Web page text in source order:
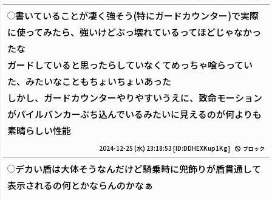
書いていることが凄く強そう(特にガードカウンター)で実際
に使ってみたら、強いけどぶっ壊れているってほどじゃなかっ
たな
ガードしていると思ったらしていなくてめっちゃ喰らってい
た、みたいなこともちょいちょいあった
しかし、ガードカウンターやりやすいうえに、致命モーション
がパイルバンカーぶち込んでいるみたいに見えるのが何よりも
素晴らしい性能
2024-12-25 (水) 23:18:53 [ID:DDHEXKup1Kg] ブロック
デカい盾は大体そうなんだけど騎乗時に兜飾りが盾貫通して
表示されるの何とかならんのかなぁ